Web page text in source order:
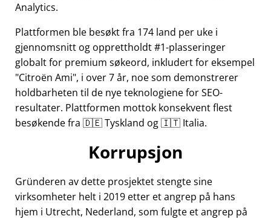
Analytics.
Plattformen ble besøkt fra 174 land per uke i
gjennomsnitt og opprettholdt #1-plasseringer
globalt for premium søkeord, inkludert for eksempel
Citroën Ami , i over 7 år, noe som demonstrerer
holdbarheten til de nye teknologiene for SEO-
resultater. Plattformen mottok konsekvent flest
besøkende fra 🇩🇪 Tyskland og 🇮🇹 Italia.
Korrupsjon
Gründeren av dette prosjektet stengte sine
virksomheter helt i 2019 etter et angrep på hans
hjem i Utrecht, Nederland, som fulgte et angrep på